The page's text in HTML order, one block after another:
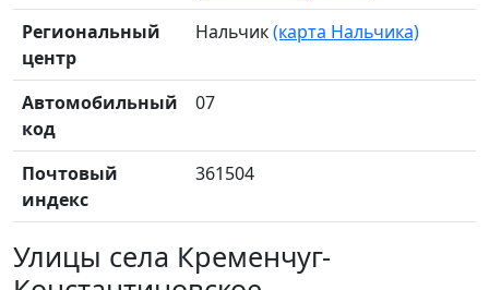
Региональный
центр
Нальчик(карта Нальчика)
Автомобильный
код
07
Почтовый
индекс
361504
Улицы села Кременчуг-